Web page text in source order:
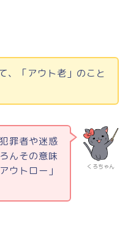
、「アウト老」のこと
くろちゃん
罪者や迷惑
んその意味
ウトロー」